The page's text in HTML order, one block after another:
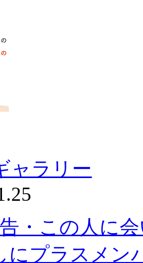
ャラリー
・この人に
にプラスメン